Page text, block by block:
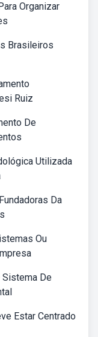
Organizar
Brasileiros
Ruiz
De
Utilizada
Da
Ou
Sistema De
Estar Centrado